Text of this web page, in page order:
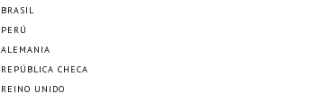
BRASIL
PERÚ
ALEMANIA
REPÚBLICA CHECA
REINO UNIDO